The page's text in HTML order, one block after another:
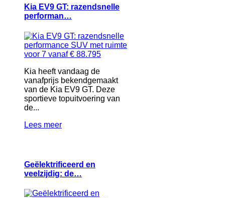
Kia EV9 GT: razendsnelle
performan…
Kia heeft vandaag de
vanafprijs bekendgemaakt
van de Kia EV9 GT. Deze
sportieve topuitvoering van
de...
Lees meer
Geëlektrificeerd en
veelzijdig: de…